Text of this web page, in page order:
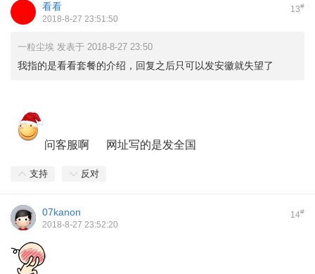
13#
看看
2018-8-27 23:51:50
一粒尘埃 发表于 2018-8-27 23:50
我指的是看看套餐的介绍，回复之后只可以发安徽就失望了
问客服啊 网址写的是发全国
支持 反对
14#
07kanon
2018-8-27 23:52:20